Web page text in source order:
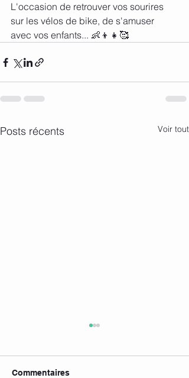
L'occasion de retrouver vos sourires
sur les vélos de bike, de s'amuser
avec vos enfants... 👶👦👧🥰
Posts récents Voir tout
Commentaires